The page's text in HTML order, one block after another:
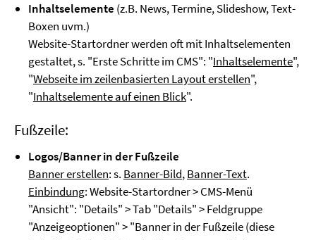
Inhaltselemente (z.B. News, Termine, Slideshow, Text-
Boxen uvm.)
Website-Startordner werden oft mit Inhaltselementen
gestaltet, s. "Erste Schritte im CMS": "Inhaltselemente",
"Webseite im zeilenbasierten Layout erstellen",
"Inhaltselemente auf einen Blick".
Fußzeile:
Logos/Banner in der Fußzeile
Banner erstellen: s. Banner-Bild,Banner-Text.
Einbindung: Website-Startordner > CMS-Menü
"Ansicht": "Details" > Tab "Details" > Feldgruppe
"Anzeigeoptionen" > "Banner in der Fußzeile (diese